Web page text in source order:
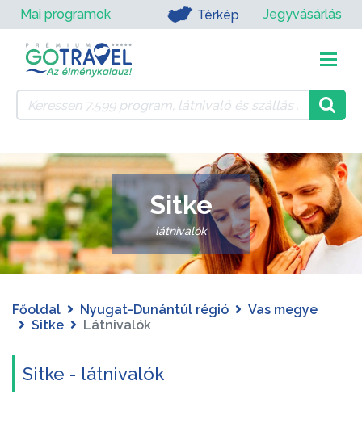
Mai programok Térkép Jegyvásárlás
Sitke
látnivalók
Főoldal Nyugat-Dunántúl régió
Vas megye
Sitke
Látnivalók
Sitke - látnivalók